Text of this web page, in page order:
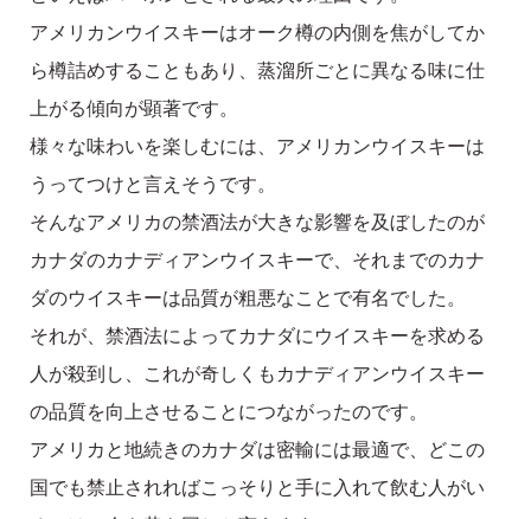
アメリカンウイスキーはオーク樽の内側を焦がしてか
ら樽詰めすることもあり、蒸溜所ごとに異なる味に仕
上がる傾向が顕著です。
様々な味わいを楽しむには、アメリカンウイスキーは
うってつけと言えそうです。
そんなアメリカの禁酒法が大きな影響を及ぼしたのが
カナダのカナディアンウイスキーで、それまでのカナ
ダのウイスキーは品質が粗悪なことで有名でした。
それが、禁酒法によってカナダにウイスキーを求める
人が殺到し、これが奇しくもカナディアンウイスキー
の品質を向上させることにつながったのです。
アメリカと地続きのカナダは密輸には最適で、どこの
国でも禁止されればこっそりと手に入れて飲む人がい